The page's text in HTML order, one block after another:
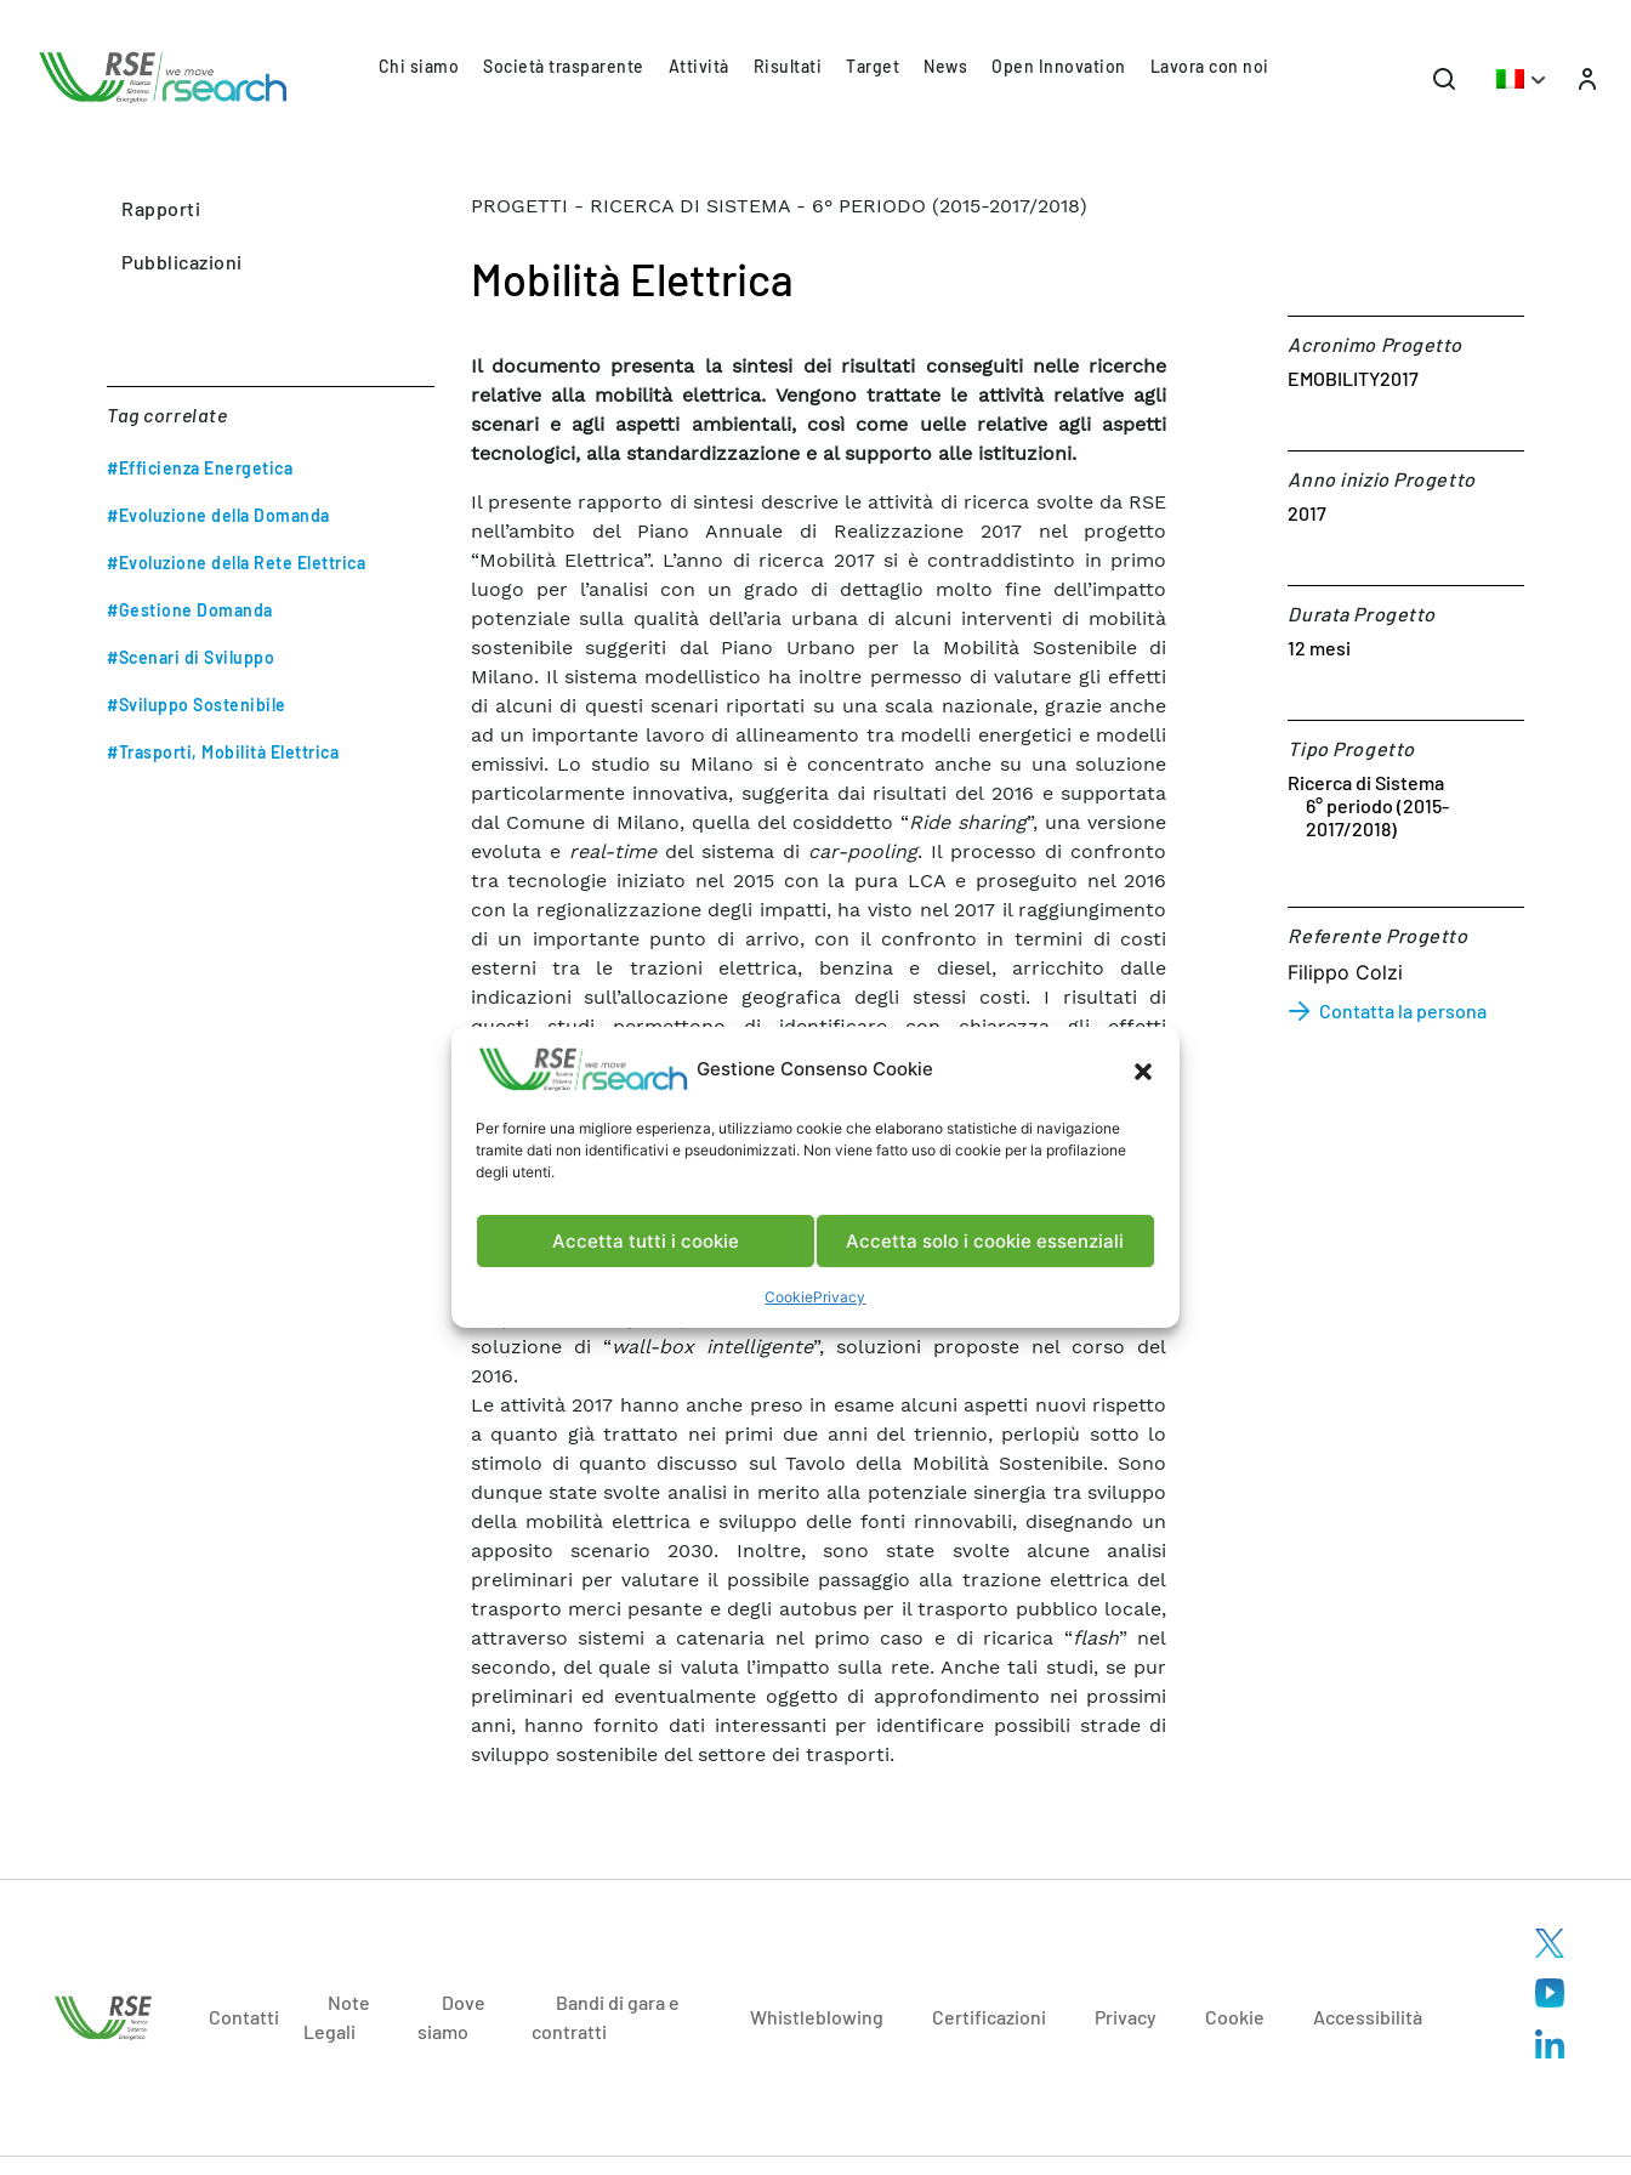
Gestione Consenso Cookie
Per fornire una migliore esperienza, utilizziamo cookie che elaborano statistiche di navigazione
tramite dati non identificativi e pseudonimizzati. Non viene fatto uso di cookie per la profilazione
degli utenti.
Accetta tutti i cookie Accetta solo i cookie essenziali
CookiePrivacy
Chi siamo Società trasparente Attività Risultati Target News Open Innovation Lavora con noi
Rapporti
Pubblicazioni
Tag correlate
#Efficienza Energetica
#Evoluzione della Domanda
#Evoluzione della Rete Elettrica
#Gestione Domanda
#Scenari di Sviluppo
#Sviluppo Sostenibile
#Trasporti, Mobilità Elettrica
PROGETTI - RICERCA DI SISTEMA - 6° PERIODO (2015-2017/2018)
Mobilità Elettrica
Il documento presenta la sintesi dei risultati conseguiti nelle ricerche
relative alla mobilità elettrica. Vengono trattate le attività relative agli
scenari e agli aspetti ambientali, così come uelle relative agli aspetti
tecnologici, alla standardizzazione e al supporto alle istituzioni.
Il presente rapporto di sintesi descrive le attività di ricerca svolte da RSE
nell’ambito del Piano Annuale di Realizzazione 2017 nel progetto
“Mobilità Elettrica”. L’anno di ricerca 2017 si è contraddistinto in primo
luogo per l’analisi con un grado di dettaglio molto fine dell’impatto
potenziale sulla qualità dell’aria urbana di alcuni interventi di mobilità
sostenibile suggeriti dal Piano Urbano per la Mobilità Sostenibile di
Milano. Il sistema modellistico ha inoltre permesso di valutare gli effetti
di alcuni di questi scenari riportati su una scala nazionale, grazie anche
ad un importante lavoro di allineamento tra modelli energetici e modelli
emissivi. Lo studio su Milano si è concentrato anche su una soluzione
particolarmente innovativa, suggerita dai risultati del 2016 e supportata
dal Comune di Milano, quella del cosiddetto “Ride sharing”, una versione
evoluta e real-timedel sistema di car-pooling. Il processo di confronto
tra tecnologie iniziato nel 2015 con la pura LCA e proseguito nel 2016
con la regionalizzazione degli impatti, ha visto nel 2017 il raggiungimento
di un importante punto di arrivo, con il confronto in termini di costi
esterni tra le trazioni elettrica, benzina e diesel, arricchito dalle
indicazioni sull’allocazione geografica degli stessi costi. I risultati di
questi studi permettono di identificare con chiarezza gli effetti
complessivi di scelte di policy a favore di una o dell’altra soluzione di
mobilità.
l’attività di coordinamento del Tavolo sulla Mobilità Sostenibile, con la
pubblicazione ufficiale degli “Elementi per una roadmap della mobilità
hanno consegnato alla Presidenza del Consiglio, oltre che con la
predisposizione di uno spazio virtuale di lavoro per la prosecuzione del
dibattito. Nel 2017 è stata inoltre completata la realizzazione del sistema
soluzione di “wall-box intelligente”, soluzioni proposte nel corso del
2016.
Le attività 2017 hanno anche preso in esame alcuni aspetti nuovi rispetto
a quanto già trattato nei primi due anni del triennio, perlopiù sotto lo
stimolo di quanto discusso sul Tavolo della Mobilità Sostenibile. Sono
dunque state svolte analisi in merito alla potenziale sinergia tra sviluppo
della mobilità elettrica e sviluppo delle fonti rinnovabili, disegnando un
apposito scenario 2030. Inoltre, sono state svolte alcune analisi
preliminari per valutare il possibile passaggio alla trazione elettrica del
trasporto merci pesante e degli autobus per il trasporto pubblico locale,
attraverso sistemi a catenaria nel primo caso e di ricarica “flash” nel
secondo, del quale si valuta l’impatto sulla rete. Anche tali studi, se pur
preliminari ed eventualmente oggetto di approfondimento nei prossimi
anni, hanno fornito dati interessanti per identificare possibili strade di
sviluppo sostenibile del settore dei trasporti.
Acronimo Progetto
EMOBILITY2017
Anno inizio Progetto
2017
Durata Progetto
12 mesi
Tipo Progetto
Ricerca di Sistema
6° periodo (2015-
2017/2018)
Referente Progetto​
Filippo Colzi
Contatta la persona
Contatti
Note
Legali
Dove
siamo
Bandi di gara e
contratti
Whistleblowing Certificazioni Privacy Cookie Accessibilità